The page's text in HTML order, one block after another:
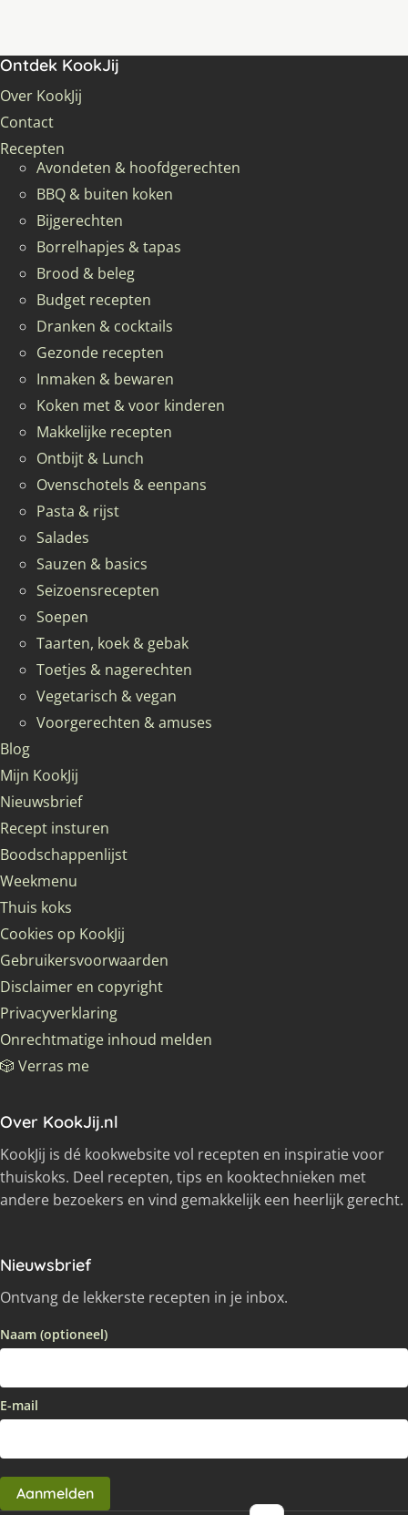
Ontdek KookJij
Over KookJij
Contact
Recepten
Avondeten & hoofdgerechten
BBQ & buiten koken
Bijgerechten
Borrelhapjes & tapas
Brood & beleg
Budget recepten
Dranken & cocktails
Gezonde recepten
Inmaken & bewaren
Koken met & voor kinderen
Makkelijke recepten
Ontbijt & Lunch
Ovenschotels & eenpans
Pasta & rijst
Salades
Sauzen & basics
Seizoensrecepten
Soepen
Taarten, koek & gebak
Toetjes & nagerechten
Vegetarisch & vegan
Voorgerechten & amuses
Blog
Mijn KookJij
Nieuwsbrief
Recept insturen
Boodschappenlijst
Weekmenu
Thuis koks
Cookies op KookJij
Gebruikersvoorwaarden
Disclaimer en copyright
Privacyverklaring
Onrechtmatige inhoud melden
🎲 Verras me
Over KookJij.nl
KookJij is dé kookwebsite vol recepten en inspiratie voor
thuiskoks. Deel recepten, tips en kooktechnieken met
andere bezoekers en vind gemakkelijk een heerlijk gerecht.
Nieuwsbrief
Ontvang de lekkerste recepten in je inbox.
Naam (optioneel)
E-mail
Aanmelden